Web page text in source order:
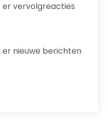
er vervolgreacties
er nieuwe berichten